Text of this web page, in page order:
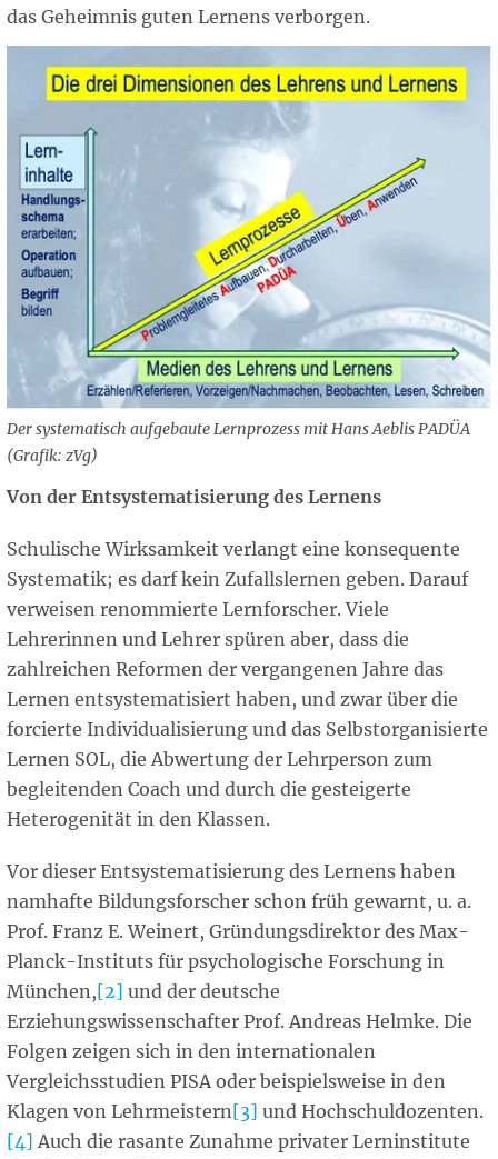
das Geheimnis guten Lernens verborgen.
Der systematisch aufgebaute Lernprozess mit Hans Aeblis PADÜA
(Grafik: zVg)
Von der Entsystematisierung des Lernens
Schulische Wirksamkeit verlangt eine konsequente
Systematik; es darf kein Zufallslernen geben. Darauf
verweisen renommierte Lernforscher. Viele
Lehrerinnen und Lehrer spüren aber, dass die
zahlreichen Reformen der vergangenen Jahre das
Lernen entsystematisiert haben, und zwar über die
forcierte Individualisierung und das Selbstorganisierte
Lernen SOL, die Abwertung der Lehrperson zum
begleitenden Coach und durch die gesteigerte
Heterogenität in den Klassen.
Vor dieser Entsystematisierung des Lernens haben
namhafte Bildungsforscher schon früh gewarnt, u. a.
Prof. Franz E. Weinert, Gründungsdirektor des Max-
Planck-Instituts für psychologische Forschung in
München,[2] und der deutsche
Erziehungswissenschafter Prof. Andreas Helmke. Die
Folgen zeigen sich in den internationalen
Vergleichsstudien PISA oder beispielsweise in den
Klagen von Lehrmeistern[3] und Hochschuldozenten.
[4] Auch die rasante Zunahme privater Lerninstitute